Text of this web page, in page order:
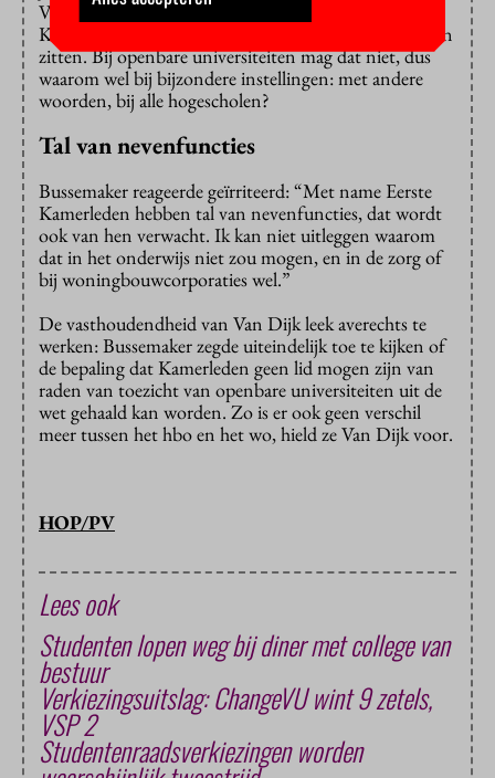
Vreemd, vindt hij, dat leden van de Eerste en Tweede
Kamer in de raad van toezicht van hogescholen mogen
zitten. Bij openbare universiteiten mag dat niet, dus
waarom wel bij bijzondere instellingen: met andere
woorden, bij alle hogescholen?
Tal van nevenfuncties
Bussemaker reageerde geïrriteerd: “Met name Eerste
Kamerleden hebben tal van nevenfuncties, dat wordt
ook van hen verwacht. Ik kan niet uitleggen waarom
dat in het onderwijs niet zou mogen, en in de zorg of
bij woningbouwcorporaties wel.”
De vasthoudendheid van Van Dijk leek averechts te
werken: Bussemaker zegde uiteindelijk toe te kijken of
de bepaling dat Kamerleden geen lid mogen zijn van
raden van toezicht van openbare universiteiten uit de
wet gehaald kan worden. Zo is er ook geen verschil
meer tussen het hbo en het wo, hield ze Van Dijk voor.
HOP/PV
Lees ook
Studenten lopen weg bij diner met college van
bestuur
Verkiezingsuitslag: ChangeVU wint 9 zetels,
VSP 2
Studentenraadsverkiezingen worden